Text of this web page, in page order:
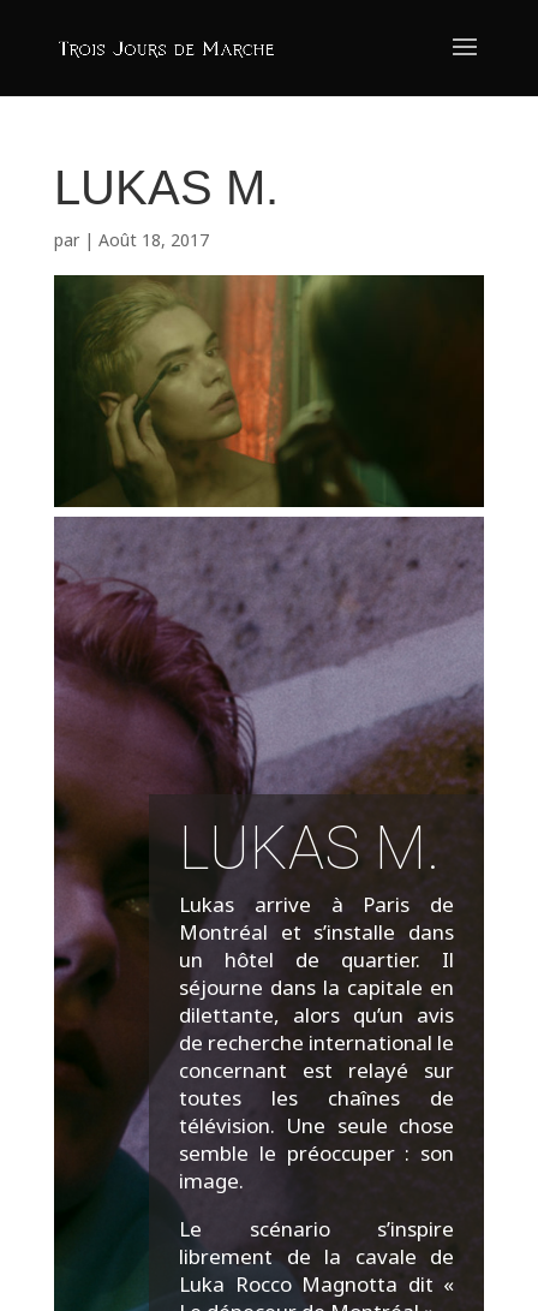
LUKAS M.
par | Août 18, 2017
LUKAS M.
Lukas arrive à Paris de
Montréal et s’installe dans
un hôtel de quartier. Il
séjourne dans la capitale en
dilettante, alors qu’un avis
de recherche international le
concernant est relayé sur
toutes les chaînes de
télévision. Une seule chose
semble le préoccuper : son
image.
Le scénario s’inspire
librement de la cavale de
Luka Rocco Magnotta dit «